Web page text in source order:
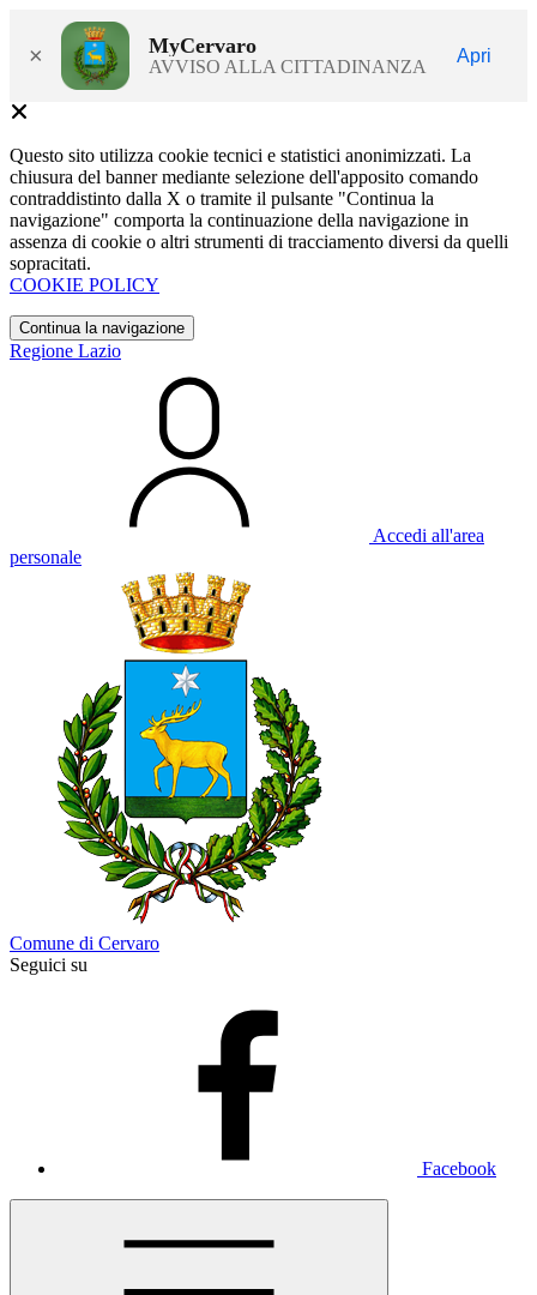
× MyCervaro
AVVISO ALLA CITTADINANZA
Apri
Questo sito utilizza cookie tecnici e statistici anonimizzati. La
chiusura del banner mediante selezione dell'apposito comando
contraddistinto dalla X o tramite il pulsante "Continua la
navigazione" comporta la continuazione della navigazione in
assenza di cookie o altri strumenti di tracciamento diversi da quelli
sopracitati.
COOKIE POLICY
Continua la navigazione
Regione Lazio
Accedi all'area
personale
Comune di Cervaro
Seguici su
Facebook